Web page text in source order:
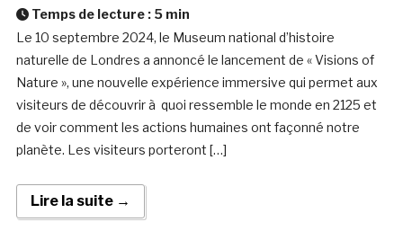
Temps de lecture : 5 min
Le 10 septembre 2024, le Museum national d’histoire
naturelle de Londres a annoncé le lancement de « Visions of
Nature », une nouvelle expérience immersive qui permet aux
visiteurs de découvrir à quoi ressemble le monde en 2125 et
de voir comment les actions humaines ont façonné notre
planète. Les visiteurs porteront […]
Lire la suite →